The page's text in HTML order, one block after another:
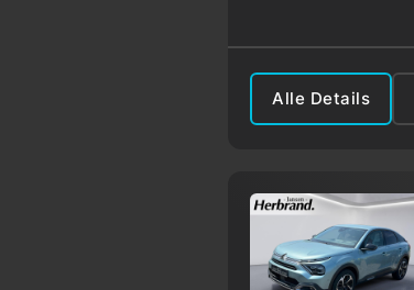
Alle Details